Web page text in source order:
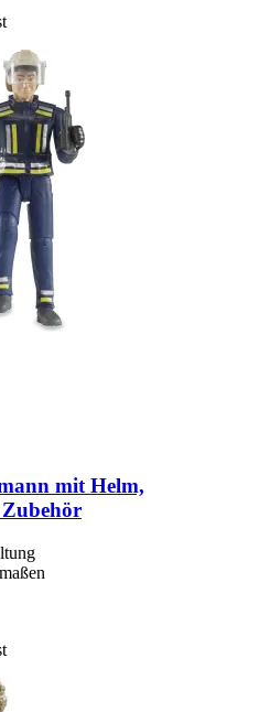
mit Helm,